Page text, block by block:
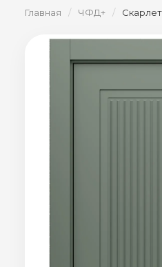
Главная / ЧФД+ / Скарлет